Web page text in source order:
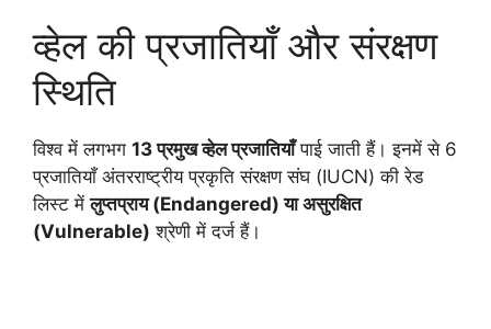
व्हेल की प्रजातियाँ और संरक्षण
स्थिति
विश्व में लगभग 13 प्रमुख व्हेल प्रजातियाँपाई जाती हैं। इनमें से 6
प्रजातियाँ अंतरराष्ट्रीय प्रकृति संरक्षण संघ (IUCN) की रेड
लिस्ट मेंलुप्तप्राय (Endangered) या असुरक्षित
(Vulnerable) श्रेणी में दर्ज हैं।